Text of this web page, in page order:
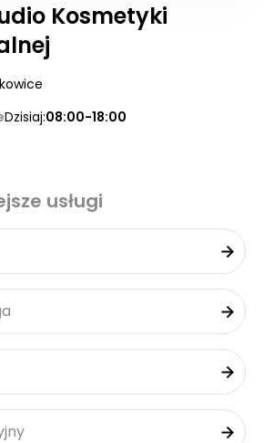
Kosmetyki
Dzisiaj:08:00-18:00
usługi